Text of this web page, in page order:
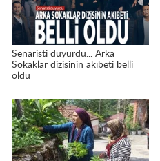
Senaristi duyurdu... Arka
Sokaklar dizisinin akıbeti belli
oldu